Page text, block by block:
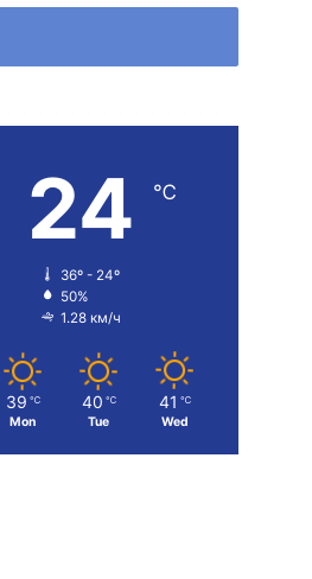
24 ℃
36º - 24º
50%
1.28 км/ч
39 ℃
Mon
40 ℃
Tue
41 ℃
Wed